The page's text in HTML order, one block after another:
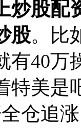
炒股配
股。比
有40
美是
仓追